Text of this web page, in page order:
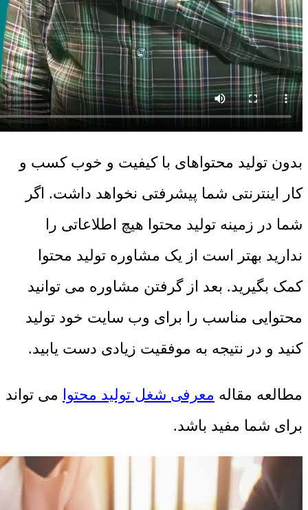
بدون تولید محتواهای با کیفیت و خوب کسب و
کار اینترنتی شما پیشرفتی نخواهد داشت. اگر
شما در زمینه تولید محتوا هیچ اطلاعاتی را
ندارید بهتر است از یک مشاوره تولید محتوا
کمک بگیرید. بعد از گرفتن مشاوره می توانید
محتوایی مناسب را برای وب سایت خود تولید
کنید و در نتیجه به موفقیت زیادی دست یابید.
مطالعه مقاله معرفی شغل تولید محتوا می تواند
برای شما مفید باشد.